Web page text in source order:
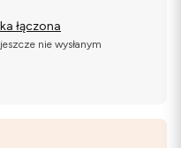
łączona
nie wysłanym